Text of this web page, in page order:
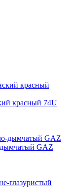
красный 74U
GAZ